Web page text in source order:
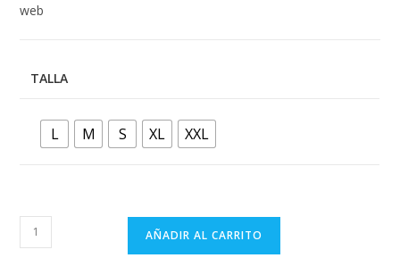
web
TALLA
L M S XL XXL
BERMUDA
DE
AÑADIR AL CARRITO